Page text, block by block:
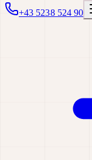
+43 5238 524 90